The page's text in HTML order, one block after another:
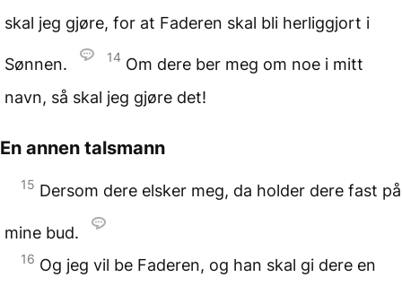
skal jeg gjøre, for at Faderen skal bli herliggjort i
Sønnen. 14 Om dere ber meg om noe i mitt
navn, så skal jeg gjøre det!
En annen talsmann
15 Dersom dere elsker meg, da holder dere fast på
mine bud.
16 Og jeg vil be Faderen, og han skal gi dere en